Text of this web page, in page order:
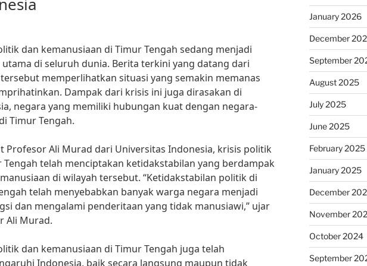
dan kemanusiaan di Timur Tengah sedang menjadi
di seluruh dunia. Berita terkini yang datang dari
memperlihatkan situasi yang semakin memanas
Dampak dari krisis ini juga dirasakan di
negara yang memiliki hubungan kuat dengan negara-
Timur Tengah.
Profesor Ali Murad dari Universitas Indonesia, krisis politik
Tengah telah menciptakan ketidakstabilan yang berdampak
di wilayah tersebut. “Ketidakstabilan politik di
telah menyebabkan banyak warga negara menjadi
dan mengalami penderitaan yang tidak manusiawi,” ujar
Ali Murad.
dan kemanusiaan di Timur Tengah juga telah
Indonesia, baik secara langsung maupun tidak
January 2026
December
September
August 2025
July 2025
June 2025
February 2025
January 2025
December
November
October 2024
September